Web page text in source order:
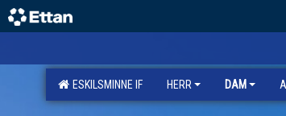
ESKILSMINNE IF HERR DAM